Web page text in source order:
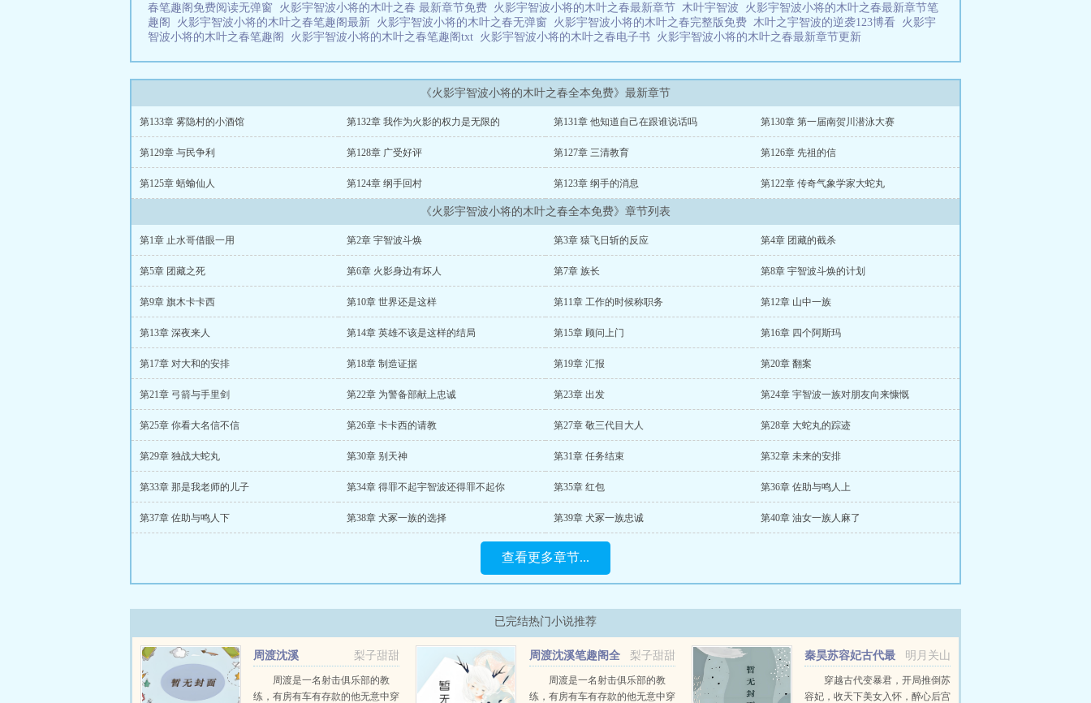
春笔趣阁免费阅读无弹窗 火影宇智波小将的木叶之春 最新章节免费 火影宇智波小将的木叶之春最新章节 木叶宇智波 火影宇智波小将的木叶之春最新章节笔
趣阁 火影宇智波小将的木叶之春笔趣阁最新 火影宇智波小将的木叶之春无弹窗 火影宇智波小将的木叶之春完整版免费 木叶之宇智波的逆袭123博看 火影宇
智波小将的木叶之春笔趣阁 火影宇智波小将的木叶之春笔趣阁txt 火影宇智波小将的木叶之春电子书 火影宇智波小将的木叶之春最新章节更新
《火影宇智波小将的木叶之春全本免费》最新章节
第133章 雾隐村的小酒馆 第132章 我作为火影的权力是无限的 第131章 他知道自己在跟谁说话吗 第130章 第一届南贺川潜泳大赛
第129章 与民争利 第128章 广受好评 第127章 三清教育 第126章 先祖的信
第125章 蛞蝓仙人 第124章 纲手回村 第123章 纲手的消息 第122章 传奇气象学家大蛇丸
《火影宇智波小将的木叶之春全本免费》章节列表
第1章 止水哥借眼一用 第2章 宇智波斗焕 第3章 猿飞日斩的反应 第4章 团藏的截杀
第5章 团藏之死 第6章 火影身边有坏人 第7章 族长 第8章 宇智波斗焕的计划
第9章 旗木卡卡西 第10章 世界还是这样 第11章 工作的时候称职务 第12章 山中一族
第13章 深夜来人 第14章 英雄不该是这样的结局 第15章 顾问上门 第16章 四个阿斯玛
第17章 对大和的安排 第18章 制造证据 第19章 汇报 第20章 翻案
第21章 弓箭与手里剑 第22章 为警备部献上忠诚 第23章 出发 第24章 宇智波一族对朋友向来慷慨
第25章 你看大名信不信 第26章 卡卡西的请教 第27章 敬三代目大人 第28章 大蛇丸的踪迹
第29章 独战大蛇丸 第30章 别天神 第31章 任务结束 第32章 未来的安排
第33章 那是我老师的儿子 第34章 得罪不起宇智波还得罪不起你 第35章 红包 第36章 佐助与鸣人上
第37章 佐助与鸣人下 第38章 犬冢一族的选择 第39章 犬冢一族忠诚 第40章 油女一族人麻了
查看更多章节...
已完结热门小说推荐
梨子甜甜
周渡沈溪
周渡是一名射击俱乐部的教
练，有房有车有存款的他无意中穿
梨子甜甜
周渡沈溪笔趣阁全
文免费阅读
周渡是一名射击俱乐部的教
练，有房有车有存款的他无意中穿
明月关山
秦昊苏容妃古代最
强昏君最新章节在线阅读
穿越古代变暴君，开局推倒苏
容妃，收天下美女入怀，醉心后宫